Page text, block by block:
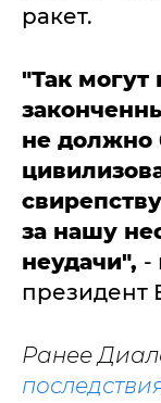
ракет.
"Так могут
не должно
за нашу
неудачи", -
президент
Ранее